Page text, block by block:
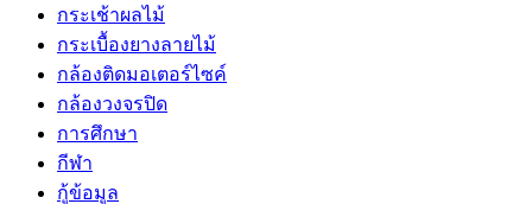
กระเช้าผลไม้
กระเบื้องยางลายไม้
กล้องติดมอเตอร์ไซค์
กล้องวงจรปิด
การศึกษา
กีฬา
กู้ข้อมูล